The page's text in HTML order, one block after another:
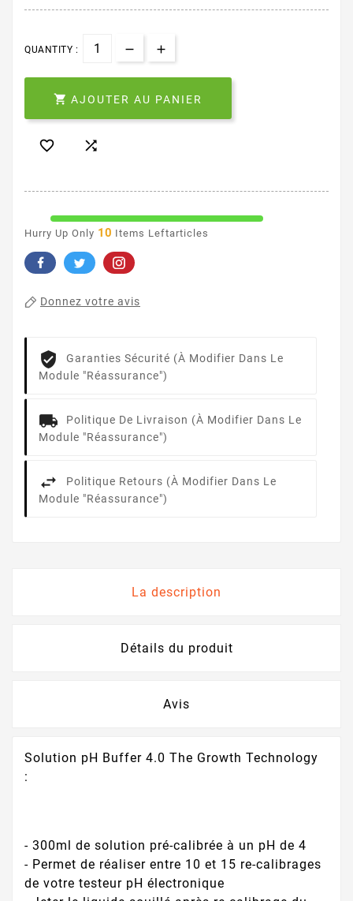
QUANTITY :
 AJOUTER AU PANIER
 
Hurry Up Only 10 Items Leftarticles
Donnez votre avis
Garanties Sécurité (à Modifier Dans Le
Module "Réassurance")
Politique De Livraison (à Modifier Dans Le
Module "Réassurance")
Politique Retours (à Modifier Dans Le
Module "Réassurance")
La description
Détails du produit
Avis
Solution pH Buffer 4.0 The Growth Technology
:
- 300ml de solution pré-calibrée à un pH de 4
- Permet de réaliser entre 10 et 15 re-calibrages
de votre testeur pH électronique